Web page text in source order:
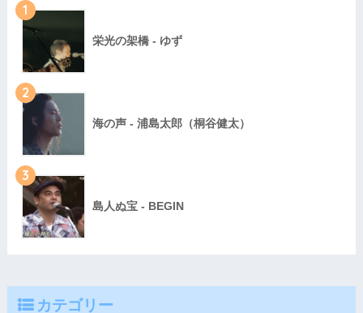
1
栄光の架橋 - ゆず
2
海の声 - 浦島太郎（桐谷健太）
3
島人ぬ宝 - BEGIN
カテゴリー